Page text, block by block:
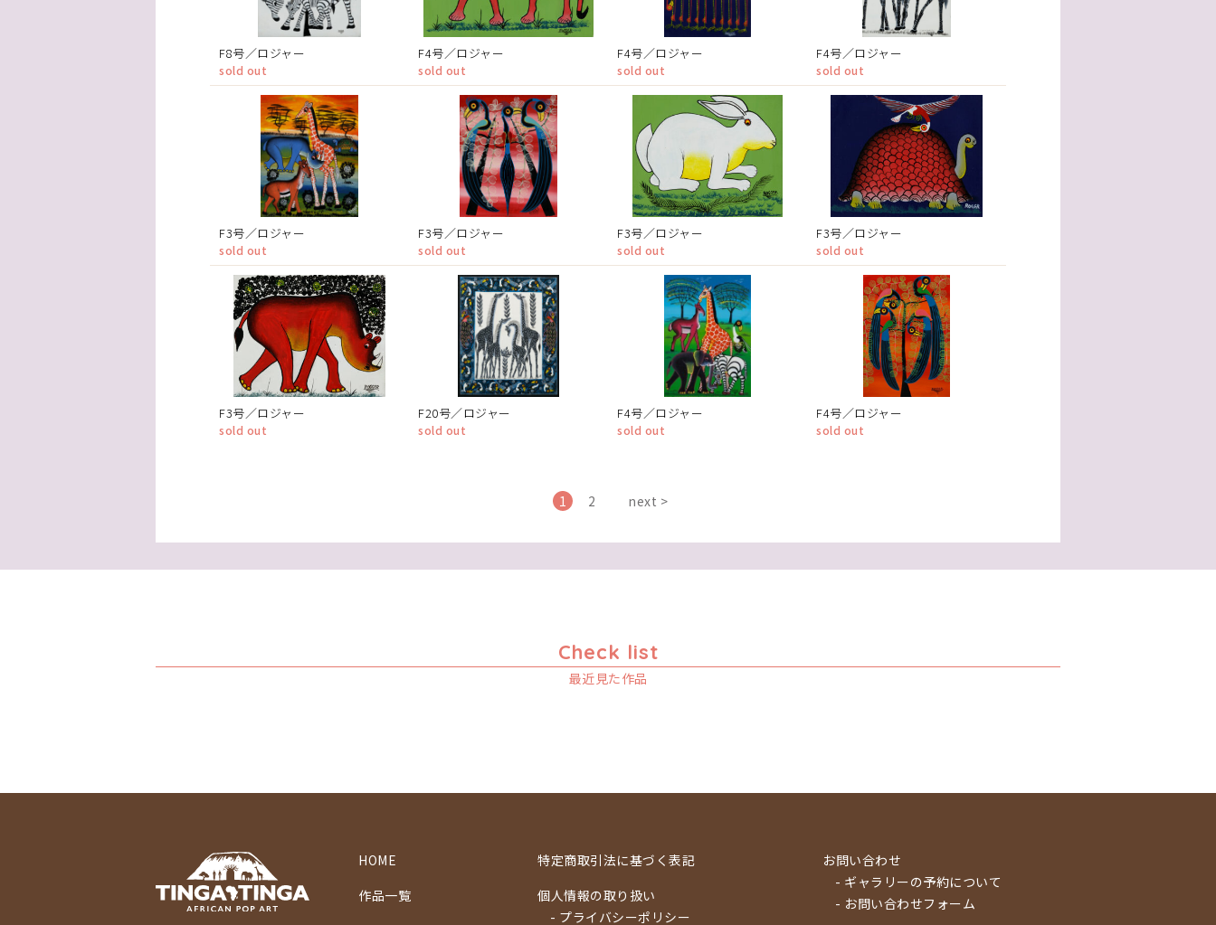
F8号／ロジャー
sold out
F4号／ロジャー
sold out
F4号／ロジャー
sold out
F4号／ロジャー
sold out
F3号／ロジャー
sold out
F3号／ロジャー
sold out
F3号／ロジャー
sold out
F3号／ロジャー
sold out
F3号／ロジャー
sold out
F20号／ロジャー
sold out
F4号／ロジャー
sold out
F4号／ロジャー
sold out
1 2 next >
Check list
最近見た作品
HOME
作品一覧
特定商取引法に基づく表記
個人情報の取り扱い
- プライバシーポリシー
お問い合わせ
- ギャラリーの予約について
- お問い合わせフォーム